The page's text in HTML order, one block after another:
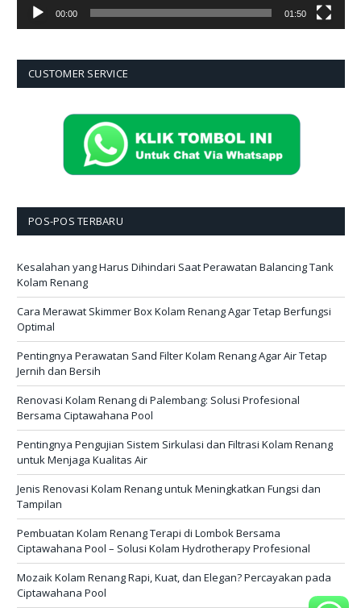
00:00 01:50
CUSTOMER SERVICE
POS-POS TERBARU
Kesalahan yang Harus Dihindari Saat Perawatan Balancing Tank
Kolam Renang
Cara Merawat Skimmer Box Kolam Renang Agar Tetap Berfungsi
Optimal
Pentingnya Perawatan Sand Filter Kolam Renang Agar Air Tetap
Jernih dan Bersih
Renovasi Kolam Renang di Palembang: Solusi Profesional
Bersama Ciptawahana Pool
Pentingnya Pengujian Sistem Sirkulasi dan Filtrasi Kolam Renang
untuk Menjaga Kualitas Air
Jenis Renovasi Kolam Renang untuk Meningkatkan Fungsi dan
Tampilan
Pembuatan Kolam Renang Terapi di Lombok Bersama
Ciptawahana Pool – Solusi Kolam Hydrotherapy Profesional
Mozaik Kolam Renang Rapi, Kuat, dan Elegan? Percayakan pada
Ciptawahana Pool